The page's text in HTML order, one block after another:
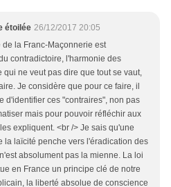
étoilée 26/12/2017 20:05
de la Franc-Maçonnerie est
contradictoire, l'harmonie des
qui ne veut pas dire que tout se vaut,
Je considère que pour ce faire, il
d'identifier ces "contraires", non pas
mais pour pouvoir réfléchir aux
expliquent. <br /> Je sais qu'une
la laïcité penche vers l'éradication des
absolument pas la mienne. La loi
en France un principe clé de notre
la liberté absolue de conscience